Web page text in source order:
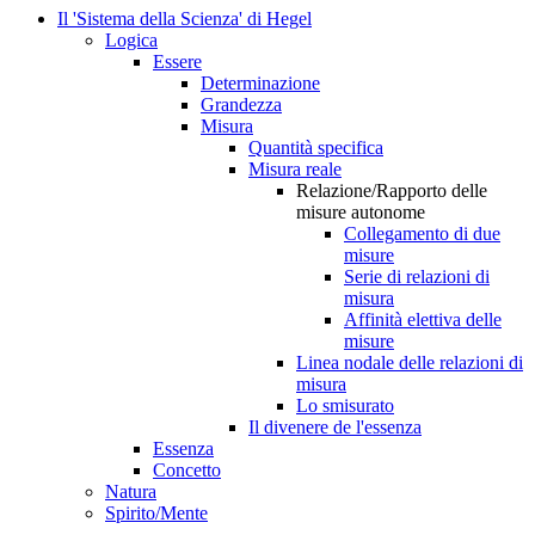
Il 'Sistema della Scienza' di Hegel
Logica
Essere
Determinazione
Grandezza
Misura
Quantità specifica
Misura reale
Relazione/Rapporto delle
misure autonome
Collegamento di due
misure
Serie di relazioni di
misura
Affinità elettiva delle
misure
Linea nodale delle relazioni di
misura
Lo smisurato
Il divenere de l'essenza
Essenza
Concetto
Natura
Spirito/Mente